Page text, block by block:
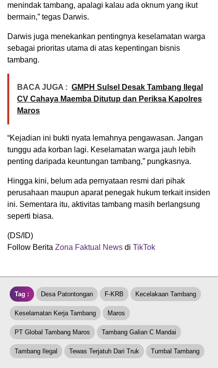
menindak tambang, apalagi kalau ada oknum yang ikut
bermain,” tegas Darwis.
Darwis juga menekankan pentingnya keselamatan warga
sebagai prioritas utama di atas kepentingan bisnis
tambang.
BACA JUGA : GMPH Sulsel Desak Tambang Ilegal
CV Cahaya Maemba Ditutup dan Periksa Kapolres
Maros
“Kejadian ini bukti nyata lemahnya pengawasan. Jangan
tunggu ada korban lagi. Keselamatan warga jauh lebih
penting daripada keuntungan tambang,” pungkasnya.
Hingga kini, belum ada pernyataan resmi dari pihak
perusahaan maupun aparat penegak hukum terkait insiden
ini. Sementara itu, aktivitas tambang masih berlangsung
seperti biasa.
(DS/ID)
Follow Berita Zona Faktual News di TikTok
Tag : Desa Patontongan F-KRB Kecelakaan Tambang
Keselamatan Kerja Tambang Maros
PT Global Tambang Maros Tambang Galian C Mandai
Tambang Ilegal Tewas Terjatuh Dari Truk Tumbal Tambang